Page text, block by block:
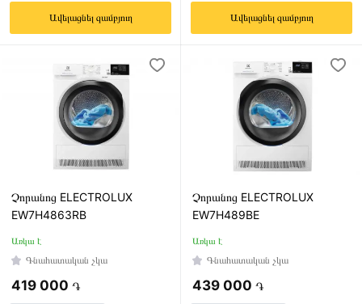
Ավելացնել զամբյուղ Ավելացնել զամբյուղ
Չորանոց ELECTROLUX
EW7H4863RB
Առկա է
Գնահատական չկա
419 000 ֏
Չորանոց ELECTROLUX
EW7H489BE
Առկա է
Գնահատական չկա
439 000 ֏